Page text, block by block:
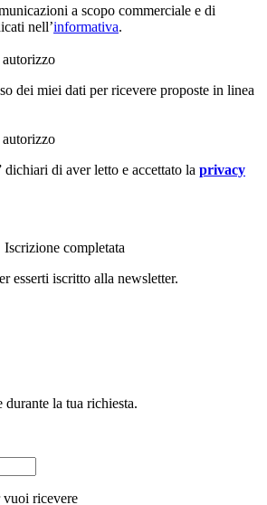
a scopo commerciale e di
nell’informativa.
dei miei dati per ricevere proposte in linea
di aver letto e accettato la privacy
Iscrizione completata
esserti iscritto alla newsletter.
la tua richiesta.
vuoi ricevere